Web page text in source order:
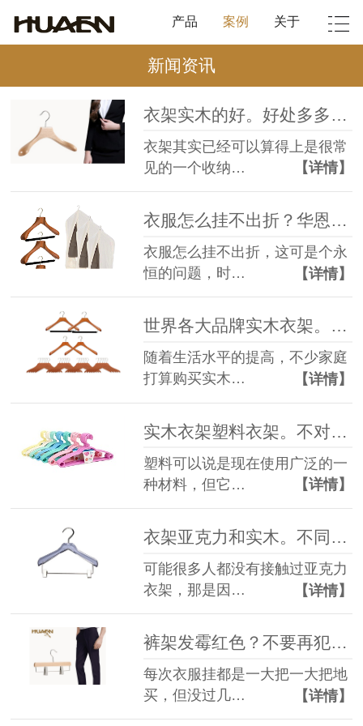
产品 案例 关于
新闻资讯
衣架实木的好。好处多多快来看看【华恩衣架】
衣架其实已经可以算得上是很常
见的一个收纳…
【详情】
衣服怎么挂不出折？华恩衣架告诉你！【华恩衣架】
衣服怎么挂不出折，这可是个永
恒的问题，时…
【详情】
世界各大品牌实木衣架。站的更高，看的更远【华恩衣架】
随着生活水平的提高，不少家庭
打算购买实木…
【详情】
实木衣架塑料衣架。不对比不知道的秘密【华恩衣架】
塑料可以说是现在使用广泛的一
种材料，但它…
【详情】
衣架亚克力和实木。不同的材质不同的体验【华恩衣架】
可能很多人都没有接触过亚克力
衣架，那是因…
【详情】
裤架发霉红色？不要再犯低级错误了【华恩衣架】
每次衣服挂都是一大把一大把地
买，但没过几…
【详情】